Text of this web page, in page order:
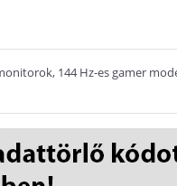
144 Hz-es gamer